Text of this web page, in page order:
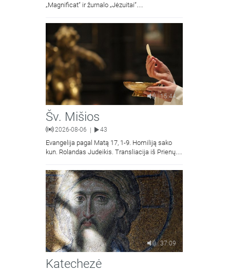
„Magnificat“ ir žurnalo „Jėzuitai“
15:44
Šv. Mišios
2026-08-06 | 43
Evangelija pagal Matą 17, 1-9. Homiliją sako
kun. Rolandas Judeikis. Transliacija iš Prienų
37:09
Katechezė